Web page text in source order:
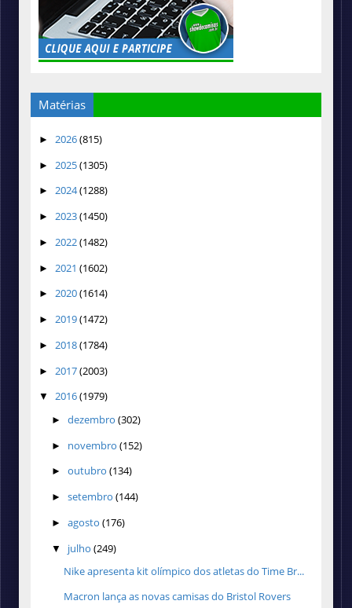
Matérias
► 2026(815)
► 2025(1305)
► 2024(1288)
► 2023(1450)
► 2022(1482)
► 2021 (1602)
► 2020(1614)
► 2019(1472)
► 2018(1784)
► 2017(2003)
▼ 2016(1979)
► dezembro (302)
► novembro (152)
► outubro (134)
► setembro (144)
► agosto (176)
▼ julho (249)
Nike apresenta kit olímpico dos atletas do Time Br...
Macron lança as novas camisas do Bristol Rovers